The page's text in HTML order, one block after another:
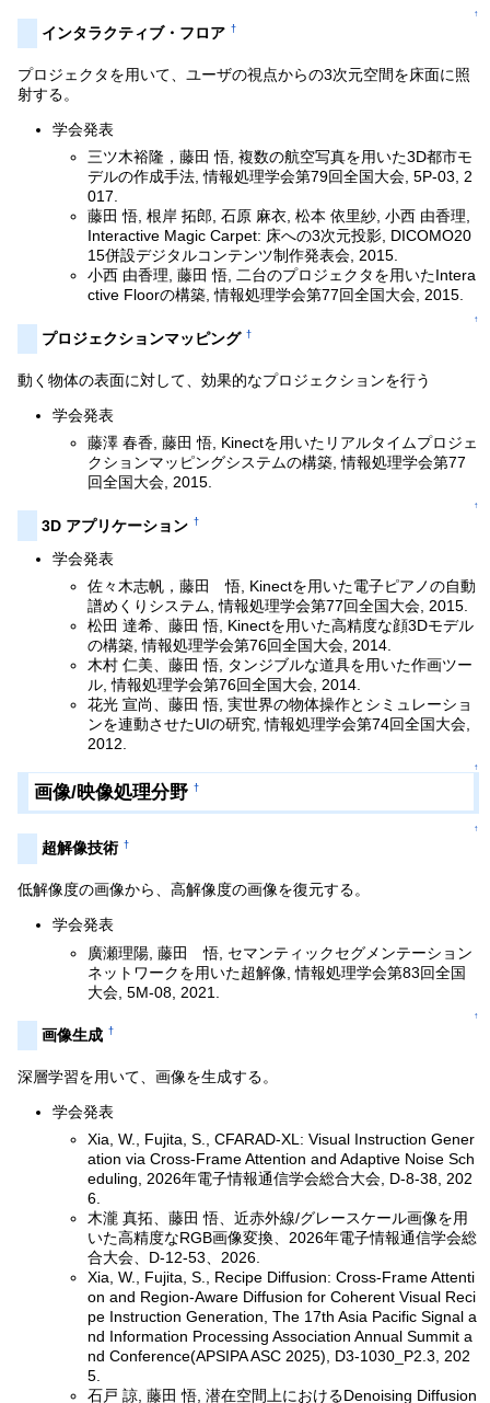
↑
インタラクティブ・フロア †
プロジェクタを用いて、ユーザの視点からの3次元空間を床面に照
射する。
学会発表
三ツ木裕隆，藤田 悟, 複数の航空写真を用いた3D都市モ
デルの作成手法, 情報処理学会第79回全国大会, 5P-03, 2
017.
藤田 悟, 根岸 拓郎, 石原 麻衣, 松本 依里紗, 小西 由香理,
Interactive Magic Carpet: 床への3次元投影, DICOMO20
15併設デジタルコンテンツ制作発表会, 2015.
小西 由香理, 藤田 悟, 二台のプロジェクタを用いたIntera
ctive Floorの構築, 情報処理学会第77回全国大会, 2015.
↑
プロジェクションマッピング †
動く物体の表面に対して、効果的なプロジェクションを行う
学会発表
藤澤 春香, 藤田 悟, Kinectを用いたリアルタイムプロジェ
クションマッピングシステムの構築, 情報処理学会第77
回全国大会, 2015.
↑
3D アプリケーション †
学会発表
佐々木志帆，藤田 悟, Kinectを用いた電子ピアノの自動
譜めくりシステム, 情報処理学会第77回全国大会, 2015.
松田 達希、藤田 悟, Kinectを用いた高精度な顔3Dモデル
の構築, 情報処理学会第76回全国大会, 2014.
木村 仁美、藤田 悟, タンジブルな道具を用いた作画ツー
ル, 情報処理学会第76回全国大会, 2014.
花光 宣尚、藤田 悟, 実世界の物体操作とシミュレーショ
ンを連動させたUIの研究, 情報処理学会第74回全国大会,
2012.
↑
画像/映像処理分野 †
↑
超解像技術 †
低解像度の画像から、高解像度の画像を復元する。
学会発表
廣瀬理陽, 藤田 悟, セマンティックセグメンテーション
ネットワークを用いた超解像, 情報処理学会第83回全国
大会, 5M-08, 2021.
↑
画像生成 †
深層学習を用いて、画像を生成する。
学会発表
Xia, W., Fujita, S., CFARAD-XL: Visual Instruction Gener
ation via Cross-Frame Attention and Adaptive Noise Sch
eduling, 2026年電子情報通信学会総合大会, D-8-38, 202
6.
木瀧 真拓、藤田 悟、近赤外線/グレースケール画像を用
いた高精度なRGB画像変換、2026年電子情報通信学会総
合大会、D-12-53、2026.
Xia, W., Fujita, S., Recipe Diffusion: Cross-Frame Attenti
on and Region-Aware Diffusion for Coherent Visual Reci
pe Instruction Generation, The 17th Asia Pacific Signal a
nd Information Processing Association Annual Summit a
nd Conference(APSIPA ASC 2025), D3-1030_P2.3, 202
5.
石戸 諒, 藤田 悟, 潜在空間上におけるDenoising Diffusion